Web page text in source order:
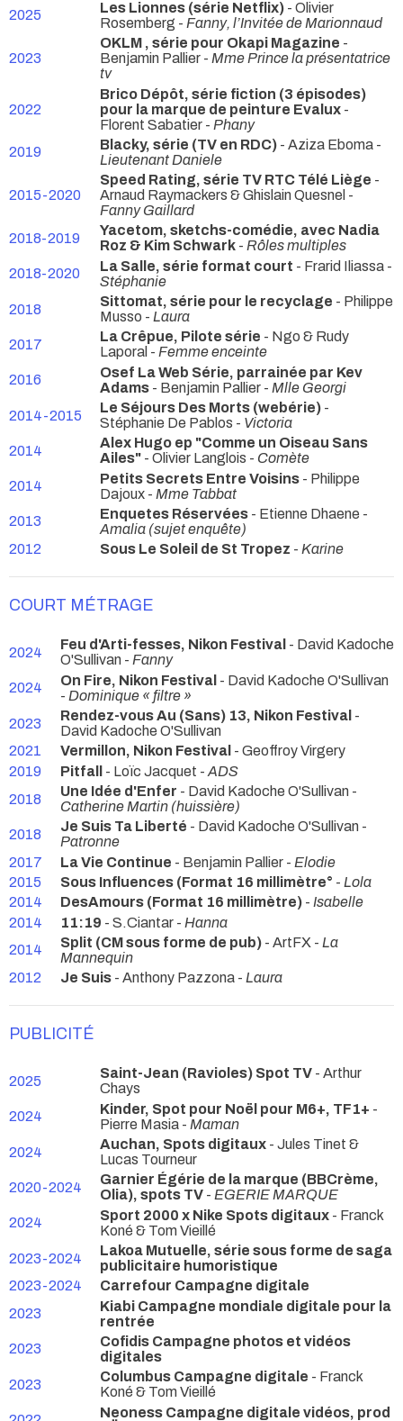
2025 Les Lionnes (série Netflix) - Olivier
Rosemberg - Fanny, l’Invitée de Marionnaud
2023
OKLM , série pour Okapi Magazine -
Benjamin Pallier - Mme Prince la présentatrice
tv
2022
Brico Dépôt, série fiction (3 épisodes)
pour la marque de peinture Evalux -
Florent Sabatier - Phany
2019
Blacky, série (TV en RDC) - Aziza Eboma -
Lieutenant Daniele
2015-2020
Speed Rating, série TV RTC Télé Liège -
Arnaud Raymackers & Ghislain Quesnel -
Fanny Gaillard
2018-2019
Yacetom, sketchs-comédie, avec Nadia
Roz & Kim Schwark - Rôles multiples
2018-2020
La Salle, série format court - Frarid Iliassa -
Stéphanie
2018
Sittomat, série pour le recyclage - Philippe
Musso - Laura
2017
La Crêpue, Pilote série - Ngo & Rudy
Laporal - Femme enceinte
2016
Osef La Web Série, parrainée par Kev
Adams - Benjamin Pallier - Mlle Georgi
2014-2015
Le Séjours Des Morts (webérie) -
Stéphanie De Pablos - Victoria
2014
Alex Hugo ep "Comme un Oiseau Sans
Ailes" - Olivier Langlois - Comète
2014
Petits Secrets Entre Voisins - Philippe
Dajoux - Mme Tabbat
2013
Enquetes Réservées - Etienne Dhaene -
Amalia (sujet enquête)
2012
Sous Le Soleil de St Tropez - Karine
COURT MÉTRAGE
2024 Feu d'Arti-fesses, Nikon Festival - David Kadoche
O'Sullivan - Fanny
2024
On Fire, Nikon Festival - David Kadoche O'Sullivan
- Dominique « filtre »
2023
Rendez-vous Au (Sans) 13, Nikon Festival -
David Kadoche O'Sullivan
2021
Vermillon, Nikon Festival - Geoffroy Virgery
2019
Pitfall - Loïc Jacquet - ADS
2018
Une Idée d'Enfer - David Kadoche O'Sullivan -
Catherine Martin (huissière)
2018
Je Suis Ta Liberté - David Kadoche O'Sullivan -
Patronne
2017
La Vie Continue - Benjamin Pallier - Elodie
2015
Sous Influences (Format 16 millimètre° - Lola
2014
DesAmours (Format 16 millimètre) - Isabelle
2014
11:19 - S.Ciantar - Hanna
2014
Split (CM sous forme de pub) - ArtFX - La
Mannequin
2012
Je Suis - Anthony Pazzona - Laura
PUBLICITÉ
2025 Saint-Jean (Ravioles) Spot TV - Arthur
Chays
2024
Kinder, Spot pour Noël pour M6+, TF1+ -
Pierre Masia - Maman
2024
Auchan, Spots digitaux - Jules Tinet &
Lucas Tourneur
2020-2024
Garnier Égérie de la marque (BBCrème,
Olia), spots TV - EGERIE MARQUE
2024
Sport 2000 x Nike Spots digitaux - Franck
Koné & Tom Vieillé
2023-2024
Lakoa Mutuelle, série sous forme de saga
publicitaire humoristique
2023-2024
Carrefour Campagne digitale
2023
Kiabi Campagne mondiale digitale pour la
rentrée
2023
Cofidis Campagne photos et vidéos
digitales
2023
Columbus Campagne digitale - Franck
Koné & Tom Vieillé
Neoness Campagne digitale vidéos, prod